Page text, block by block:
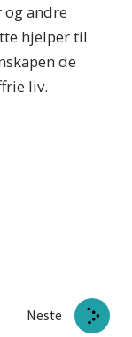
andre
hjelper til
de
liv.
Neste